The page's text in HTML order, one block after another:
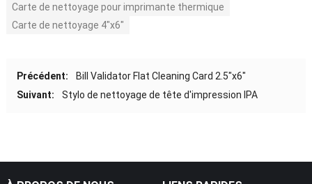
Carte de nettoyage pour imprimante thermique
Carte de nettoyage 4"x6"
Précédent:
Bill Validator Flat Cleaning Card 2.5″x6″
Suivant:
Stylo de nettoyage de tête d'impression IPA